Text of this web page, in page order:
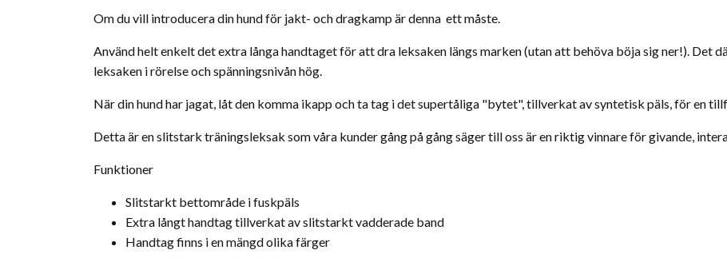
Om du vill introducera din hund för jakt- och dragkamp är denna ett måste.
Använd helt enkelt det extra långa handtaget för att dra leksaken längs marken (utan att behöva böja sig ner!). Det
leksaken i rörelse och spänningsnivån hög.
När din hund har jagat, låt den komma ikapp och ta tag i det supertåliga "bytet", tillverkat av syntetisk päls, för en
Detta är en slitstark träningsleksak som våra kunder gång på gång säger till oss är en riktig vinnare för givande,
Funktioner
Slitstarkt bettområde i fuskpäls
Extra långt handtag tillverkat av slitstarkt vadderade band
Handtag finns i en mängd olika färger